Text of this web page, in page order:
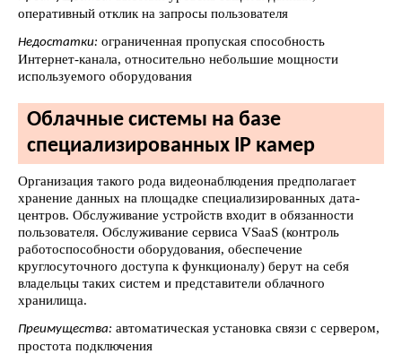
оперативный отклик на запросы пользователя
Недостатки: ограниченная пропуская способность
Интернет-канала, относительно небольшие мощности
используемого оборудования
Облачные системы на базе
специализированных IP камер
Организация такого рода видеонаблюдения предполагает
хранение данных на площадке специализированных дата-
центров. Обслуживание устройств входит в обязанности
пользователя. Обслуживание сервиса VSaaS (контроль
работоспособности оборудования, обеспечение
круглосуточного доступа к функционалу) берут на себя
владельцы таких систем и представители облачного
хранилища.
Преимущества: автоматическая установка связи с сервером,
простота подключения